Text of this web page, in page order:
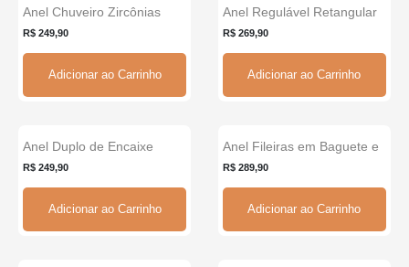
Anel Chuveiro Zircônias
Base Larga...
R$ 249,90
Adicionar ao Carrinho
Anel Regulável Retangular
Zircônias...
R$ 269,90
Adicionar ao Carrinho
Anel Duplo de Encaixe
Solitário com Zircôn...
R$ 249,90
Adicionar ao Carrinho
Novo
Anel Fileiras em Baguete e
Zircônias...
R$ 289,90
Adicionar ao Carrinho